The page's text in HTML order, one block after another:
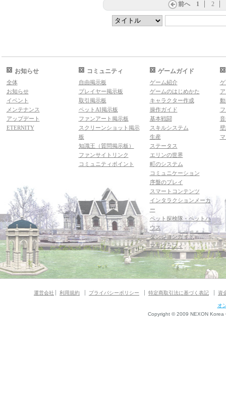
前へ 1 2
お知らせ
全体
お知らせ
イベント
メンテナンス
アップデート
ETERNITY
コミュニティ
自由掲示板
プレイヤー掲示板
取引掲示板
ペットAI掲示板
ファンアート掲示板
スクリーンショット掲示
板
知識王（質問掲示板）
ファンサイトリンク
コミュニティポイント
ゲームガイド
ゲーム紹介
ゲームのはじめかた
キャラクター作成
操作ガイド
基本戦闘
スキルシステム
生産
ステータス
エリンの世界
町のシステム
コミュニケーション
序盤のプレイ
スマートコンテンツ
インタラクションメーカ
ー
ペット探検隊・ペットハ
ウス
ダンジョンガイド
マギグラフィ
運営会社 利用規約 プライバシーポリシー 特定商取引法に基づく表記 資
オ
Copyright © 2009 NEXON Korea